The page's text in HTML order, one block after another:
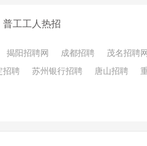
普工工人热招
揭阳招聘网 成都招聘 茂名招聘网
招聘 苏州银行招聘 唐山招聘